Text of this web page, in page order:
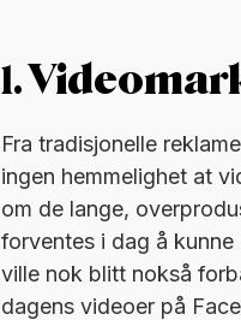
1.
Fra tradisjonelle
ingen hemmelighet at
om de lange,
forventes i dag å
ville nok blitt nokså
dagens videoer på